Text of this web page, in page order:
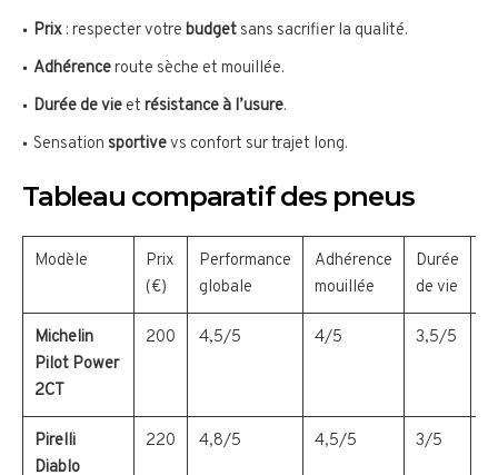
Prix : respecter votre budget sans sacrifier la qualité.
Adhérenceroute sèche et mouillée.
Durée de vie et résistance à l’usure.
Sensation sportivevs confort sur trajet long.
Tableau comparatif des pneus
Modèle
Prix
(€)
Performance
globale
Adhérence
mouillée
Durée
de vie
Michelin
Pilot Power
2CT
200 4,5/5 4/5 3,5/5
Pirelli
Diablo
220 4,8/5 4,5/5 3/5